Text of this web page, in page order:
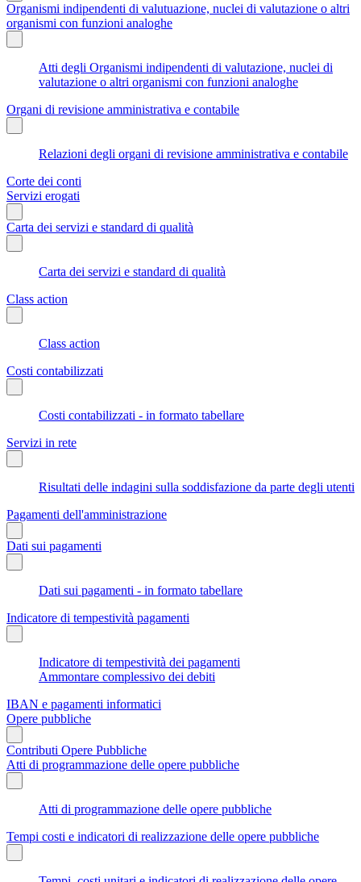
Organismi indipendenti di valutuazione, nuclei di valutazione o altri
organismi con funzioni analoghe
Atti degli Organismi indipendenti di valutazione, nuclei di
valutazione o altri organismi con funzioni analoghe
Organi di revisione amministrativa e contabile
Relazioni degli organi di revisione amministrativa e contabile
Corte dei conti
Servizi erogati
Carta dei servizi e standard di qualità
Carta dei servizi e standard di qualità
Class action
Class action
Costi contabilizzati
Costi contabilizzati - in formato tabellare
Servizi in rete
Risultati delle indagini sulla soddisfazione da parte degli utenti
Pagamenti dell'amministrazione
Dati sui pagamenti
Dati sui pagamenti - in formato tabellare
Indicatore di tempestività pagamenti
Indicatore di tempestività dei pagamenti
Ammontare complessivo dei debiti
IBAN e pagamenti informatici
Opere pubbliche
Contributi Opere Pubbliche
Atti di programmazione delle opere pubbliche
Atti di programmazione delle opere pubbliche
Tempi costi e indicatori di realizzazione delle opere pubbliche